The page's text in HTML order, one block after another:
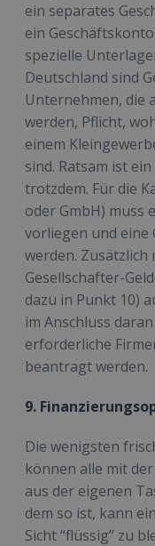
ein separates
ein
spezielle
Deutschland sind
Unternehmen, die
werden, Pflicht,
einem
sind. Ratsam ist
trotzdem. Für die
oder GmbH) muss
vorliegen und eine
werden. Zusätzlich
Gesellschafter-
dazu in Punkt 10)
im Anschluss
erforderliche
beantragt werden.
9.
Die wenigsten
können alle mit
aus der eigenen
dem so ist, kann
Sicht “flüssig” zu